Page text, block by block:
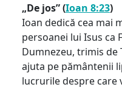
„De jos” (Ioan 8:23)
Ioan dedică cea mai
persoanei lui Isus ca
Dumnezeu, trimis de
ajuta pe pământenii
lucrurile despre care